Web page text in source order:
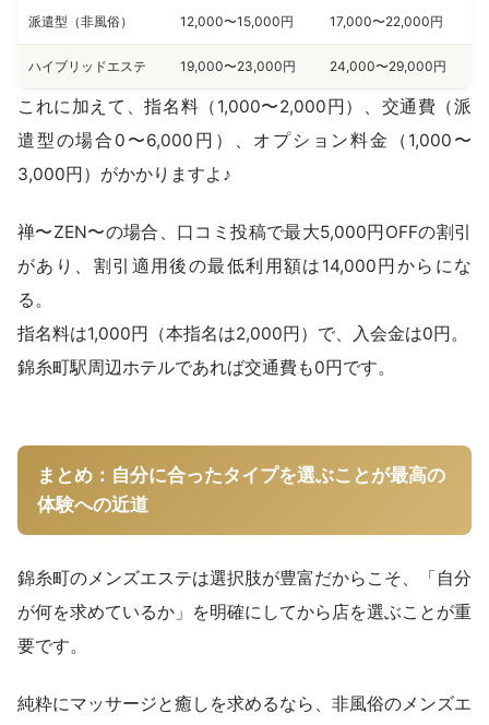
派遣型（非風俗） 12,000〜15,000円 17,000〜22,000円
ハイブリッドエステ 19,000〜23,000円 24,000〜29,000円
これに加えて、指名料（1,000〜2,000円）、交通費（派
遣型の場合0〜6,000円）、オプション料金（1,000〜
3,000円）がかかりますよ♪
禅〜ZEN〜の場合、口コミ投稿で最大5,000円OFFの割引
があり、割引適用後の最低利用額は14,000円からにな
る。
指名料は1,000円（本指名は2,000円）で、入会金は0円。
錦糸町駅周辺ホテルであれば交通費も0円です。
まとめ：自分に合ったタイプを選ぶことが最高の
体験への近道
錦糸町のメンズエステは選択肢が豊富だからこそ、「自分
が何を求めているか」を明確にしてから店を選ぶことが重
要です。
純粋にマッサージと癒しを求めるなら、非風俗のメンズエ